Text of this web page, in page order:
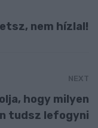
nem hízlal!
NEXT
hogy milyen
tudsz lefogyni